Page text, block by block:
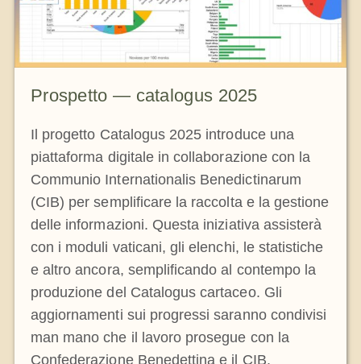
Prospetto — catalogus 2025
Il progetto Catalogus 2025 introduce una
piattaforma digitale in collaborazione con la
Communio Internationalis Benedictinarum
(CIB) per semplificare la raccolta e la gestione
delle informazioni. Questa iniziativa assisterà
con i moduli vaticani, gli elenchi, le statistiche
e altro ancora, semplificando al contempo la
produzione del Catalogus cartaceo. Gli
aggiornamenti sui progressi saranno condivisi
man mano che il lavoro prosegue con la
Confederazione Benedettina e il CIB.